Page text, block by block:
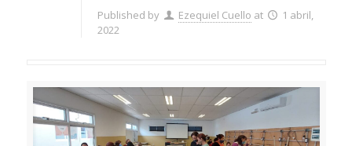
Published by Ezequiel Cuello at
1 abril,
2022